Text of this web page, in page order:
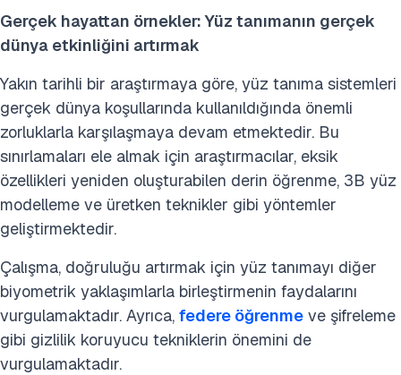
Gerçek hayattan örnekler: Yüz tanımanın gerçek
dünya etkinliğini artırmak
Yakın tarihli bir araştırmaya göre, yüz tanıma sistemleri
gerçek dünya koşullarında kullanıldığında önemli
zorluklarla karşılaşmaya devam etmektedir. Bu
sınırlamaları ele almak için araştırmacılar, eksik
özellikleri yeniden oluşturabilen derin öğrenme, 3B yüz
modelleme ve üretken teknikler gibi yöntemler
geliştirmektedir.
Çalışma, doğruluğu artırmak için yüz tanımayı diğer
biyometrik yaklaşımlarla birleştirmenin faydalarını
vurgulamaktadır. Ayrıca, federe öğrenme ve şifreleme
gibi gizlilik koruyucu tekniklerin önemini de
vurgulamaktadır.